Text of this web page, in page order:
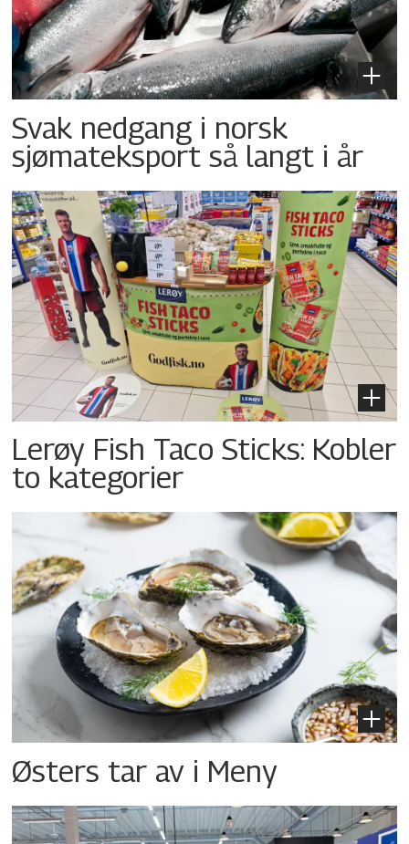
Svak nedgang i norsk
sjømateksport så langt i år
Lerøy Fish Taco Sticks: Kobler
to kategorier
Østers tar av i Meny